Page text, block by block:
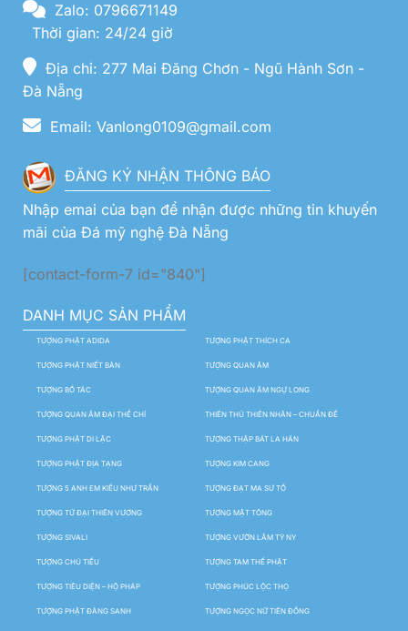
Zalo: 0796671149
Thời gian: 24/24 giờ
Địa chỉ: 277 Mai Đăng Chơn - Ngũ Hành Sơn -
Đà Nẵng
Email: Vanlong0109@gmail.com
ĐĂNG KÝ NHẬN THÔNG BÁO
Nhập emai của bạn để nhận được những tin khuyến
mãi của Đá mỹ nghệ Đà Nẵng
[contact-form-7 id="840"]
DANH MỤC SẢN PHẨM
TƯỢNG PHẬT ADIDA TƯỢNG PHẬT THÍCH CA
TƯỢNG PHẬT NIẾT BÀN TƯỢNG QUAN ÂM
TƯỢNG BỒ TÁC TƯỢNG QUAN ÂM NGỰ LONG
TƯỢNG QUAN ÂM ĐẠI THẾ CHÍ THIÊN THỦ THIÊN NHÃN – CHUẨN ĐỀ
TƯỢNG PHẬT DI LẶC TƯỢNG THẬP BÁT LA HÁN
TƯỢNG PHẬT ĐỊA TẠNG TƯỢNG KIM CANG
TƯỢNG 5 ANH EM KIỀU NHƯ TRẦN TƯỢNG ĐẠT MA SƯ TỔ
TƯỢNG TỨ ĐẠI THIÊN VƯƠNG TƯỢNG MẬT TÔNG
TƯỢNG SIVALI TƯỢNG VƯỜN LÂM TỲ NY
TƯỢNG CHÚ TIỂU TƯỢNG TAM THẾ PHẬT
TƯỢNG TIÊU DIỆN – HỘ PHÁP TƯỢNG PHÚC LỘC THỌ
TƯỢNG PHẬT ĐẢNG SANH TƯỢNG NGỌC NỮ TIÊN ĐỒNG